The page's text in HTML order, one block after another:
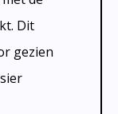
Dit
gezien